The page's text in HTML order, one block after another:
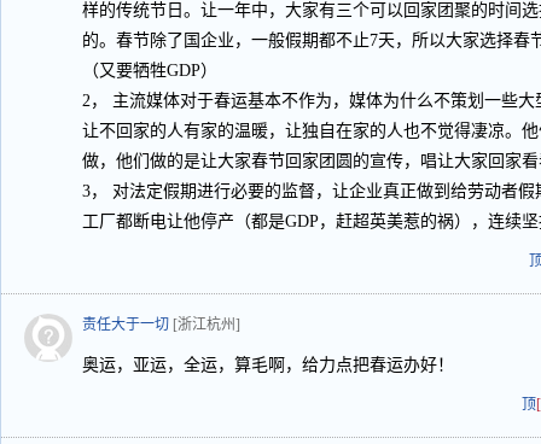
样的传统节日。让一年中，大家有三个可以回家团聚的时间
的。春节除了国企业，一般假期都不止7天，所以大家选择春
（又要牺牲GDP）
2， 主流媒体对于春运基本不作为，媒体为什么不策划一些
让不回家的人有家的温暖，让独自在家的人也不觉得凄凉。
做，他们做的是让大家春节回家团圆的宣传，唱让大家回家
3， 对法定假期进行必要的监督，让企业真正做到给劳动者
工厂都断电让他停产（都是GDP，赶超英美惹的祸），连续
责任大于一切 [浙江杭州]
奥运，亚运，全运，算毛啊，给力点把春运办好！
顶